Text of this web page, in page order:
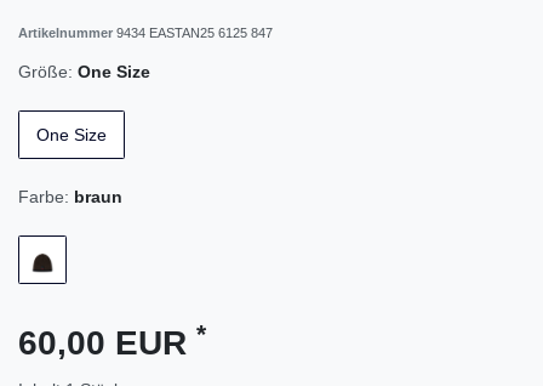
Artikelnummer 9434 EASTAN25 6125 847
Größe: One Size
One Size
Farbe: braun
60,00 EUR *